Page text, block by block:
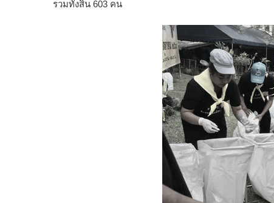
รวมทั้งสิ้น 603 คน